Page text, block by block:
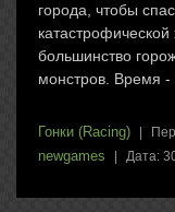
города, чтобы
большинство
монстров. Время -
Гонки (Racing)
newgames Дата: